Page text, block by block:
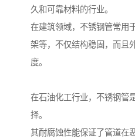
久和可靠材料的行业。
在建筑领域，不锈钢管常用
架等，不仅结构稳固，而且
度。
在石油化工行业，不锈钢管
择。
其耐腐蚀性能保证了管道在